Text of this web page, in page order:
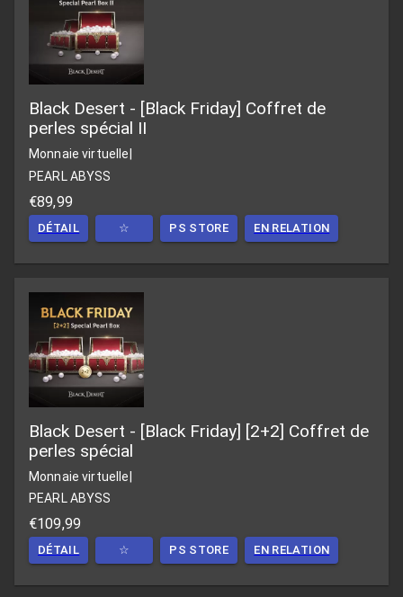
Black Desert - [Black Friday] Coffret de
perles spécial II
Monnaie virtuelle
PEARL ABYSS
€89,99
DÉTAIL ☆ PS STORE EN RELATION
Black Desert - [Black Friday] [2+2] Coffret de
perles spécial
Monnaie virtuelle|
PEARL ABYSS
€109,99
DÉTAIL ☆ PS STORE EN RELATION